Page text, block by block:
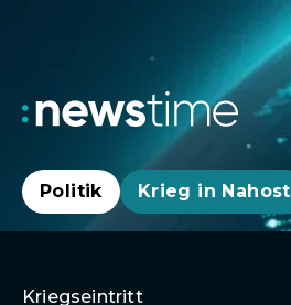
Politik Krieg in Nahost
Kriegseintritt